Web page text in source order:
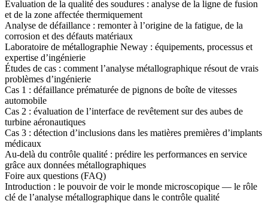
Évaluation de la qualité des soudures : analyse de la ligne de fusion
et de la zone affectée thermiquement
Analyse de défaillance : remonter à l’origine de la fatigue, de la
corrosion et des défauts matériaux
Laboratoire de métallographie Neway : équipements, processus et
expertise d’ingénierie
Études de cas : comment l’analyse métallographique résout de vrais
problèmes d’ingénierie
Cas 1 : défaillance prématurée de pignons de boîte de vitesses
automobile
Cas 2 : évaluation de l’interface de revêtement sur des aubes de
turbine aéronautiques
Cas 3 : détection d’inclusions dans les matières premières d’implants
médicaux
Au-delà du contrôle qualité : prédire les performances en service
grâce aux données métallographiques
Foire aux questions (FAQ)
Introduction : le pouvoir de voir le monde microscopique — le rôle
clé de l’analyse métallographique dans le contrôle qualité